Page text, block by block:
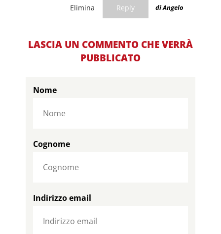
Elimina Reply di Angelo
LASCIA UN COMMENTO CHE VERRÀ
PUBBLICATO
Nome
Cognome
Indirizzo email